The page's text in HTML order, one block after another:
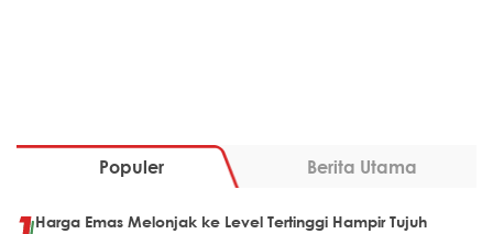
Populer Berita Utama
Harga Emas Melonjak ke Level Tertinggi Hampir Tujuh